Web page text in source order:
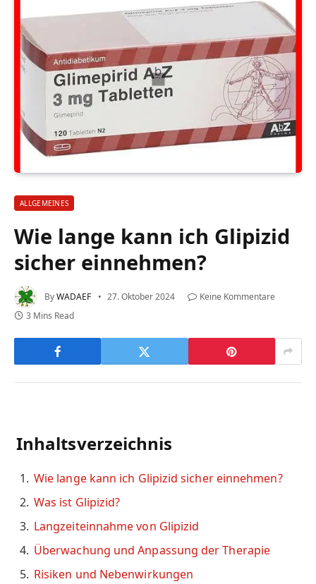
ALLGEMEINES
Wie lange kann ich Glipizid
sicher einnehmen?
ByWADAEF 27. Oktober 2024
Keine Kommentare
3 Mins Read
Inhaltsverzeichnis
Wie lange kann ich Glipizid sicher einnehmen?
Was ist Glipizid?
Langzeiteinnahme von Glipizid
Überwachung und Anpassung der Therapie
Risiken und Nebenwirkungen